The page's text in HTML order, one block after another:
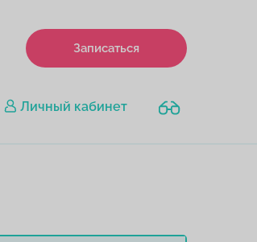
Записаться
Личный кабинет